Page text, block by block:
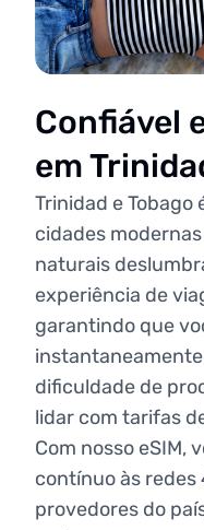
Confiável
em
Trinidad e Tobago
cidades
naturais
experiência de
garantindo que
instantaneamente
dificuldade de
lidar com tarifas
Com nosso eSIM,
contínuo às redes
provedores do